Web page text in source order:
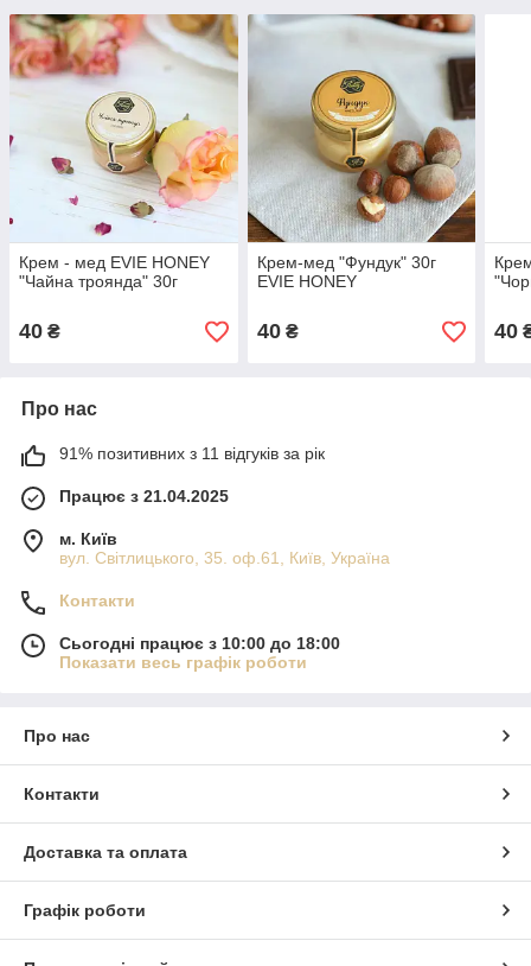
Крем - мед EVIE HONEY
"Чайна троянда" 30г
40 ₴
Крем-мед "Фундук" 30г
EVIE HONEY
40₴ 40
Про нас
91% позитивних з 11 відгуків за рік
Працює з 21.04.2025
м. Київ
вул. Світлицького, 35. оф.61, Київ, Україна
Контакти
Сьогодні працює з 10:00 до 18:00
Показати весь графік роботи
Про нас
Контакти
Доставка та оплата
Графік роботи